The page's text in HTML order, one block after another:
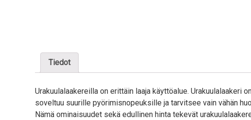
Tiedot
Urakuulalaakereilla on erittäin laaja käyttöalue.
soveltuu suurille pyörimisnopeuksille ja tarvitsee vain vähän
Nämä ominaisuudet sekä edullinen hinta tekevät